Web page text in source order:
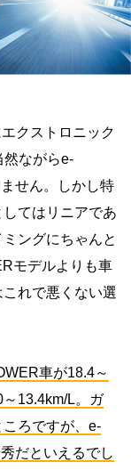
クストロニック
然ながらe-
せん。しかし特
てはリニアであ
ングにちゃんと
モデルよりも車
れで悪くない選
車が18.4～
13.4km/L。ガ
ろですが、e-
だといえるでし